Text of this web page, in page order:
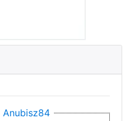
Anubisz84